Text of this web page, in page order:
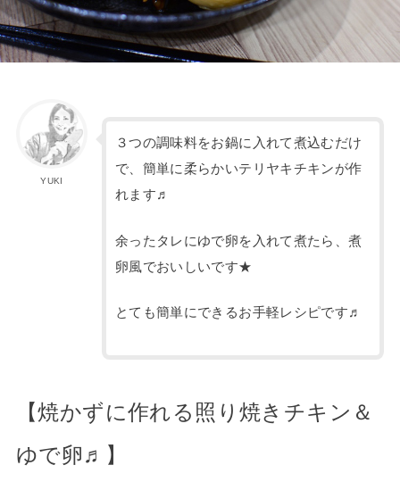
YUKI
３つの調味料をお鍋に入れて煮込むだけ
で、簡単に柔らかいテリヤキチキンが作
れます♬
余ったタレにゆで卵を入れて煮たら、煮
卵風でおいしいです★
とても簡単にできるお手軽レシピです♬
【焼かずに作れる照り焼きチキン＆
ゆで卵♬】